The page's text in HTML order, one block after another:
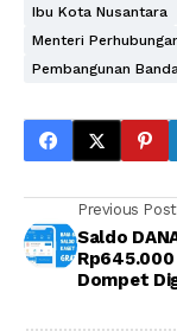
Ibu Kota Nusantara
Menteri
Pembangunan
Previous Post
Saldo
Dompet